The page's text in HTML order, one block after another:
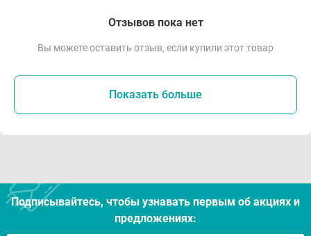
Отзывов пока нет
Вы можете оставить отзыв, если купили этот товар
Показать больше
Подписывайтесь, чтобы узнавать первым об акцияx и
предложениях: